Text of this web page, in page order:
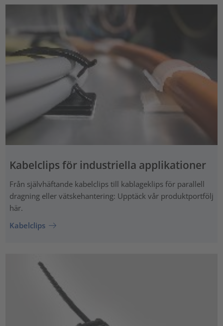
Kabelclips för industriella applikationer
Från självhäftande kabelclips till kablageklips för parallell
dragning eller vätskehantering: Upptäck vår produktportfölj
här.
Kabelclips